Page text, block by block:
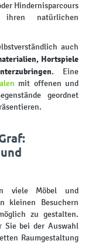
Hindernisparcours
natürlichen
auch
Hortspiele
. Eine
mit offenen und
geordnet
viele Möbel und
kleinen Besuchern
zu gestalten.
Sie bei der Auswahl
Raumgestaltung